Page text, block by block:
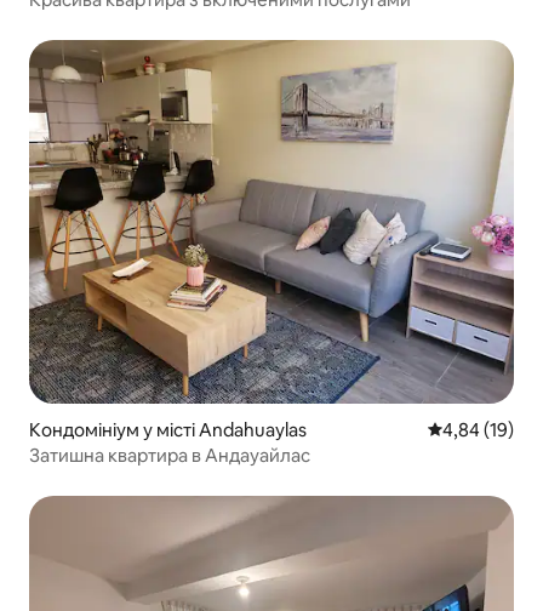
Кондомініум у місті Andahuaylas Середня
4,84 (19)
Затишна квартира в Андауайлас